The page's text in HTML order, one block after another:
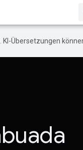
Übersetzungen